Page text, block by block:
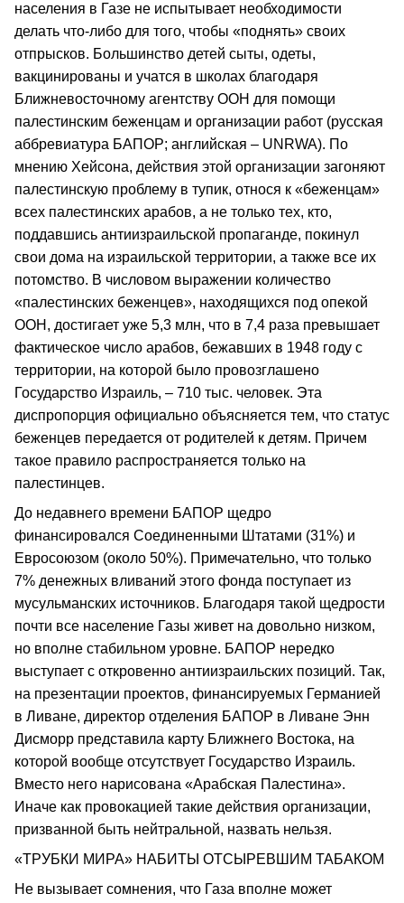
населения в Газе не испытывает необходимости
делать что-либо для того, чтобы «поднять» своих
отпрысков. Большинство детей сыты, одеты,
вакцинированы и учатся в школах благодаря
Ближневосточному агентству ООН для помощи
палестинским беженцам и организации работ (русская
аббревиатура БАПОР; английская – UNRWA). По
мнению Хейсона, действия этой организации загоняют
палестинскую проблему в тупик, относя к «беженцам»
всех палестинских арабов, а не только тех, кто,
поддавшись антиизраильской пропаганде, покинул
свои дома на израильской территории, а также все их
потомство. В числовом выражении количество
«палестинских беженцев», находящихся под опекой
ООН, достигает уже 5,3 млн, что в 7,4 раза превышает
фактическое число арабов, бежавших в 1948 году с
территории, на которой было провозглашено
Государство Израиль, – 710 тыс. человек. Эта
диспропорция официально объясняется тем, что статус
беженцев передается от родителей к детям. Причем
такое правило распространяется только на
палестинцев.
До недавнего времени БАПОР щедро
финансировался Соединенными Штатами (31%) и
Евросоюзом (около 50%). Примечательно, что только
7% денежных вливаний этого фонда поступает из
мусульманских источников. Благодаря такой щедрости
почти все население Газы живет на довольно низком,
но вполне стабильном уровне. БАПОР нередко
выступает с откровенно антиизраильских позиций. Так,
на презентации проектов, финансируемых Германией
в Ливане, директор отделения БАПОР в Ливане Энн
Дисморр представила карту Ближнего Востока, на
которой вообще отсутствует Государство Израиль.
Вместо него нарисована «Арабская Палестина».
Иначе как провокацией такие действия организации,
призванной быть нейтральной, назвать нельзя.
«ТРУБКИ МИРА» НАБИТЫ ОТСЫРЕВШИМ ТАБАКОМ
Не вызывает сомнения, что Газа вполне может